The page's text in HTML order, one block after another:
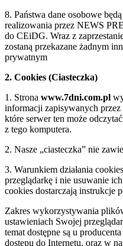
8. Państwa dane osobowe
realizowania przez NEWS
do CEiDG. Wraz z
zostaną przekazane żadnym
prywatnym
2. Cookies (Ciasteczka)
1. Strona www.7dni.com.pl
informacji zapisywanych
które serwer ten może
z tego komputera.
2. Nasze „ciasteczka” nie
3. Warunkiem działania
przeglądarkę i nie usuwanie
cookies dostarczają instrukcje
Zakres wykorzystywania
ustawieniach Swojej
temat dostępne są u
dostępu do Internetu, oraz w